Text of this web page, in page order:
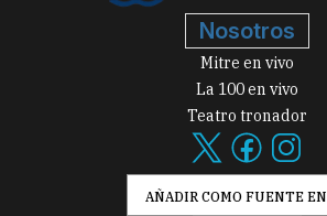
Nosotros
Mitre en vivo
La 100 en vivo
Teatro tronador
AÑADIR COMO FUENTE EN